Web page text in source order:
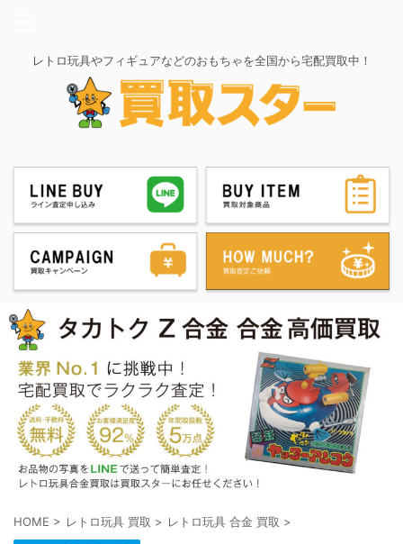
レトロ玩具やフィギュアなどのおもちゃを全国から宅配買取中！
HOME > レトロ玩具 買取 > レトロ玩具 合金 買取 >